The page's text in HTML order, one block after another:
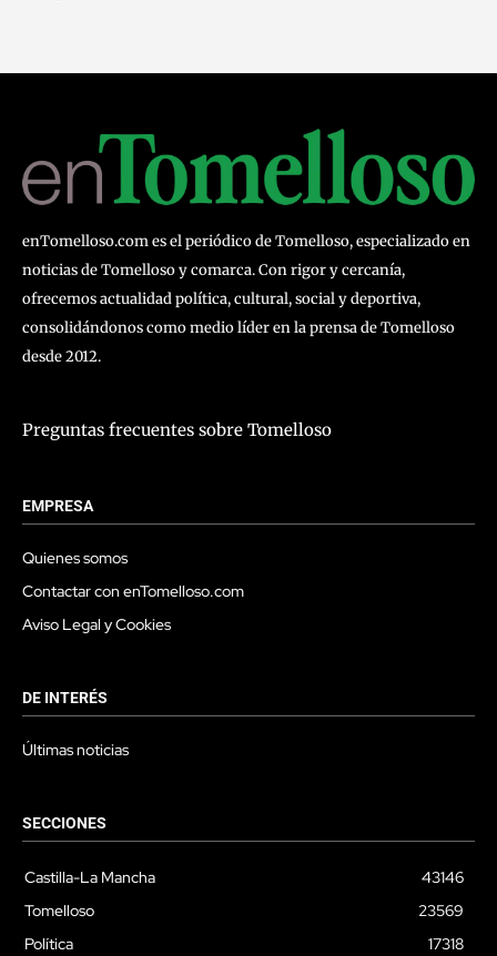
enTomelloso.com es el periódico de Tomelloso, especializado en
noticias de Tomelloso y comarca. Con rigor y cercanía,
ofrecemos actualidad política, cultural, social y deportiva,
consolidándonos como medio líder en la prensa de Tomelloso
desde 2012.
Preguntas frecuentes sobre Tomelloso
EMPRESA
Quienes somos
Contactar con enTomelloso.com
Aviso Legal y Cookies
DE INTERÉS
Últimas noticias
SECCIONES
Castilla-La Mancha
43146
Tomelloso
23569
Política
17318